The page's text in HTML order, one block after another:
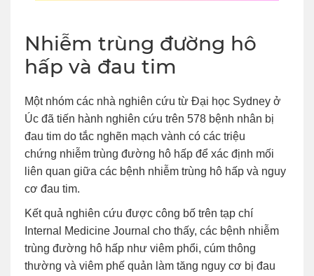
Nhiễm trùng đường hô
hấp và đau tim
Một nhóm các nhà nghiên cứu từ Đại học Sydney ở
Úc đã tiến hành nghiên cứu trên 578 bệnh nhân bị
đau tim do tắc nghẽn mạch vành có các triệu
chứng nhiễm trùng đường hô hấp để xác định mối
liên quan giữa các bệnh nhiễm trùng hô hấp và nguy
cơ đau tim.
Kết quả nghiên cứu được công bố trên tạp chí
Internal Medicine Journal cho thấy, các bệnh nhiễm
trùng đường hô hấp như viêm phổi, cúm thông
thường và viêm phế quản làm tăng nguy cơ bị đau